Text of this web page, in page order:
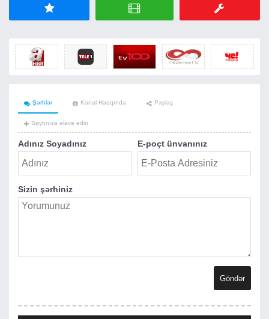
Şərhlər Kanal Haqqında Paylaş
Saytınıza əlavə edin
Adınız Soyadınız E-poçt ünvanınız
Sizin şərhiniz